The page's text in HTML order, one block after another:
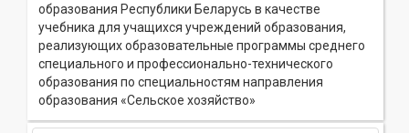
образования Республики Беларусь в качестве
учебника для учащихся учреждений образования,
реализующих образовательные программы среднего
специального и профессионально-технического
образования по специальностям направления
образования «Сельское хозяйство»